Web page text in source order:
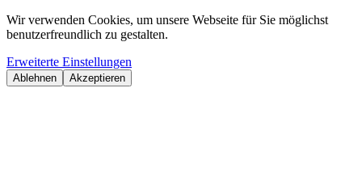
Wir verwenden Cookies, um unsere Webseite für Sie möglichst
benutzerfreundlich zu gestalten.
Erweiterte Einstellungen
Ablehnen Akzeptieren